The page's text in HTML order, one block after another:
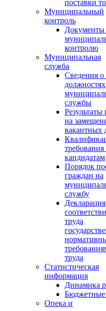
поставки
Муниципальный
контроль
Документы
контролю
Муниципальная
служба
Сведения
должностях
службы
Результаты
на
вакантных
требования
кандидатам
Порядок
граждан на
службу
Декларация
труда
труда
Статистическая
информация
Динамика
Бюджетные
Опека и